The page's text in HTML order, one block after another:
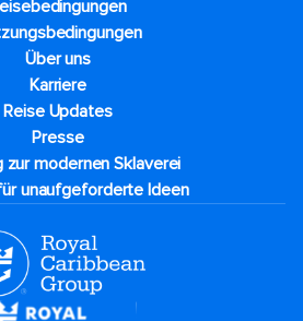
Über uns
Karriere​
Reise Updates​
Presse
zur modernen Sklaverei
unaufgeforderte Ideen